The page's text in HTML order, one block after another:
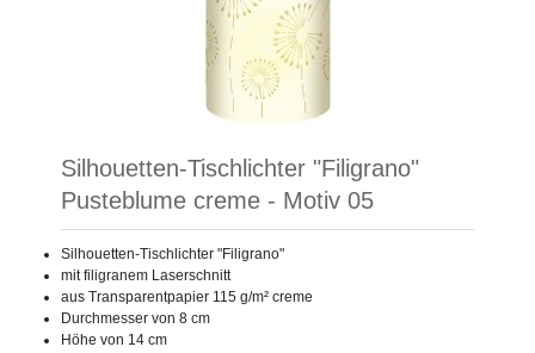
Silhouetten-Tischlichter "Filigrano"
Pusteblume creme - Motiv 05
Silhouetten-Tischlichter "Filigrano"
mit filigranem Laserschnitt
aus Transparentpapier 115 g/m² creme
Durchmesser von 8 cm
Höhe von 14 cm